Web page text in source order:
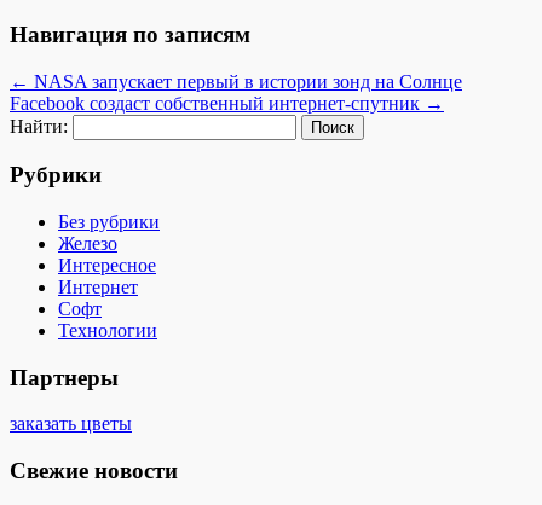
Навигация по записям
← NASA запускает первый в истории зонд на Солнце
Facebook создаст собственный интернет-спутник →
Найти:
Рубрики
Без рубрики
Железо
Интересное
Интернет
Софт
Технологии
Партнеры
заказать цветы
Свежие новости